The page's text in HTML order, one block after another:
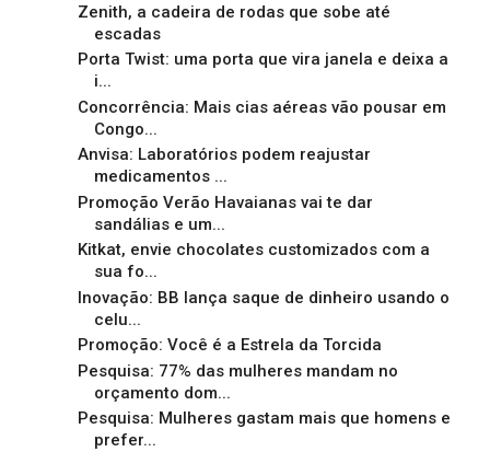
Zenith, a cadeira de rodas que sobe até
escadas
Porta Twist: uma porta que vira janela e deixa a
i...
Concorrência: Mais cias aéreas vão pousar em
Congo...
Anvisa: Laboratórios podem reajustar
medicamentos ...
Promoção Verão Havaianas vai te dar
sandálias e um...
Kitkat, envie chocolates customizados com a
sua fo...
Inovação: BB lança saque de dinheiro usando o
celu...
Promoção: Você é a Estrela da Torcida
Pesquisa: 77% das mulheres mandam no
orçamento dom...
Pesquisa: Mulheres gastam mais que homens e
prefer...